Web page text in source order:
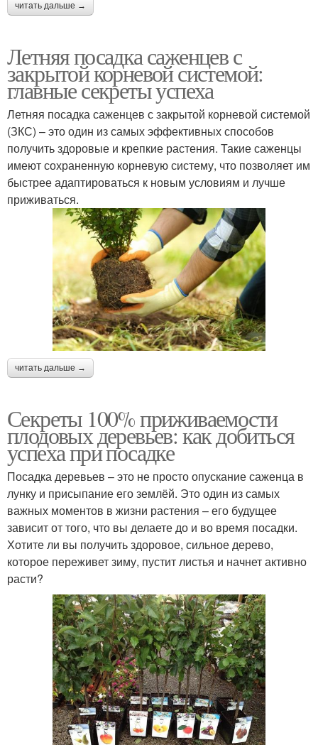
читать дальше →
Летняя посадка саженцев с
закрытой корневой системой:
главные секреты успеха
Летняя посадка саженцев с закрытой корневой системой
(ЗКС) – это один из самых эффективных способов
получить здоровые и крепкие растения. Такие саженцы
имеют сохраненную корневую систему, что позволяет им
быстрее адаптироваться к новым условиям и лучше
приживаться.
читать дальше →
Секреты 100% приживаемости
плодовых деревьев: как добиться
успеха при посадке
Посадка деревьев – это не просто опускание саженца в
лунку и присыпание его землёй. Это один из самых
важных моментов в жизни растения – его будущее
зависит от того, что вы делаете до и во время посадки.
Хотите ли вы получить здоровое, сильное дерево,
которое переживет зиму, пустит листья и начнет активно
расти?